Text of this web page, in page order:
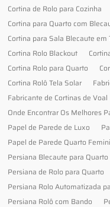
Cortina de Rolo para Cozinha
Cortina para Quarto com
Cortina para Sala Blecaute em
Cortina Rolo Blackout
Cortina Rolo para Quarto
Cortina Rolô Tela Solar
Fabricante de Cortinas de Voal
Onde Encontrar Os Melhores
Papel de Parede de Luxo
Papel de Parede Quarto
Persiana Blecaute para Quarto
Persiana de Rolo para Quarto
Persiana Rolo Automatizada
Persiana Rolô com Bando